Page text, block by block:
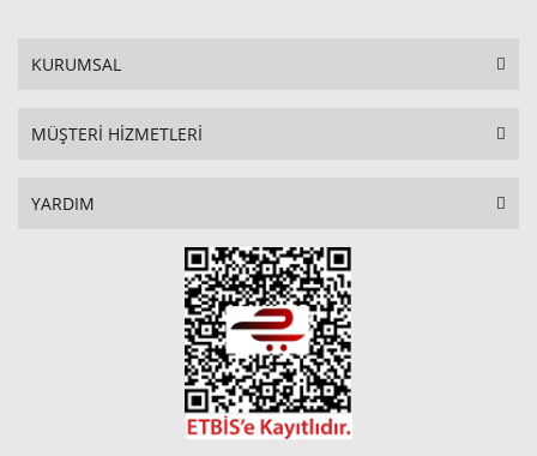
KURUMSAL
MÜŞTERİ HİZMETLERİ
YARDIM